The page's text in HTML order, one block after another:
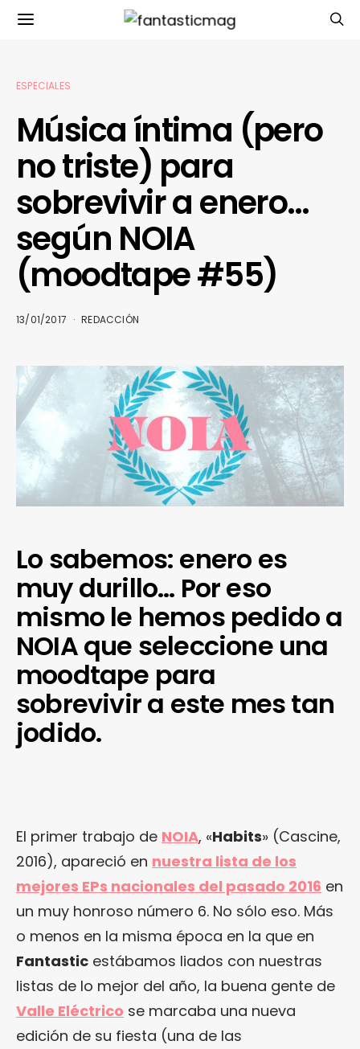
ESPECIALES
Música íntima (pero
no triste) para
sobrevivir a enero…
según NOIA
(moodtape #55)
13/01/2017 REDACCIÓN
Lo sabemos: enero es
muy durillo… Por eso
mismo le hemos pedido a
NOIA que seleccione una
moodtape para
sobrevivir a este mes tan
jodido.
El primer trabajo de NOIA, «Habits» (Cascine,
2016), apareció en nuestra lista de los
mejores EPs nacionales del pasado 2016 en
un muy honroso número 6. No sólo eso. Más
o menos en la misma época en la que en
Fantastic estábamos liados con nuestras
listas de lo mejor del año, la buena gente de
Valle Eléctrico se marcaba una nueva
edición de su fiesta (una de las